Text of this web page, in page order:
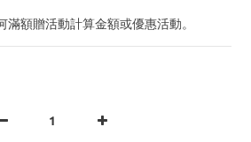
額贈活動計算金額或優惠活動。